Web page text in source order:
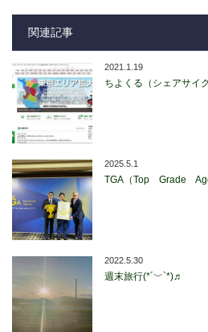
関連記事
2021.1.19
ちよくる（シェアサイク
2025.5.1
TGA（Top Grade
2022.5.30
週末旅行(*´﹀`*)♬